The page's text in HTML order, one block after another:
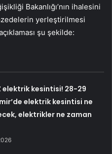
Bakanlığı’nın ihalesini
yerleştirilmesi
şu şekilde:
elektrik kesintisi! 28-29
elektrik kesintisi ne
elektrikler ne zaman